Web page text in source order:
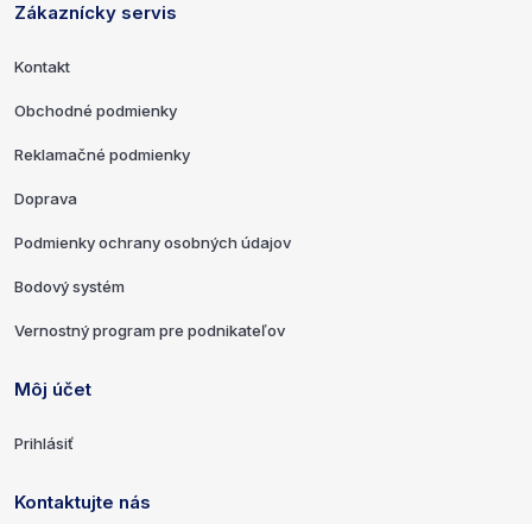
Zákaznícky servis
Kontakt
Obchodné podmienky
Reklamačné podmienky
Doprava
Podmienky ochrany osobných údajov
Bodový systém
Vernostný program pre podnikateľov
Môj účet
Prihlásiť
Kontaktujte nás